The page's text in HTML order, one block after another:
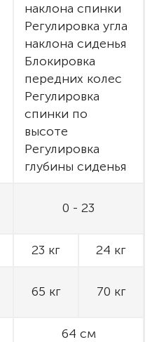
наклона спинки
Регулировка угла
наклона сиденья
Блокировка
передних колес
Регулировка
спинки по
высоте
Регулировка
глубины сиденья
0 - 23
23 кг 24 кг
65 кг 70 кг
64 см